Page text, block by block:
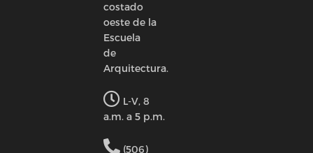
costado
oeste de la
Escuela
de
Arquitectura.
L-V, 8
a.m. a 5 p.m.
(506)